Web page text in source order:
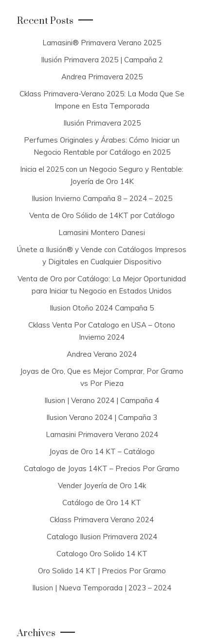
r
:
Recent Posts
Lamasini® Primavera Verano 2025
Ilusión Primavera 2025 | Campaña 2
Andrea Primavera 2025
Cklass Primavera-Verano 2025: La Moda Que Se
Impone en Esta Temporada
Ilusión Primavera 2025
Perfumes Originales y Árabes: Cómo Iniciar un
Negocio Rentable por Catálogo en 2025
Inicia el 2025 con un Negocio Seguro y Rentable:
Joyería de Oro 14K
Ilusion Invierno Campaña 8 – 2024 – 2025
Venta de Oro Sólido de 14KT por Catálogo
Lamasini Montero Danesi
Únete a Ilusión® y Vende con Catálogos Impresos
y Digitales en Cualquier Dispositivo
Venta de Oro por Catálogo: La Mejor Oportunidad
para Iniciar tu Negocio en Estados Unidos
Ilusion Otoño 2024 Campaña 5
Cklass Venta Por Catalogo en USA – Otono
Invierno 2024
Andrea Verano 2024
Joyas de Oro, Que es Mejor Comprar, Por Gramo
vs Por Pieza
Ilusion | Verano 2024 | Campaña 4
Ilusion Verano 2024 | Campaña 3
Lamasini Primavera Verano 2024
Joyas de Oro 14 KT – Catálogo
Catalogo de Joyas 14KT – Precios Por Gramo
Vender Joyería de Oro 14k
Catálogo de Oro 14 KT
Cklass Primavera Verano 2024
Catalogo Ilusion Primavera 2024
Catalogo Oro Solido 14 KT
Oro Solido 14 KT | Precios Por Gramo
Ilusion | Nueva Temporada | 2023 – 2024
Archives